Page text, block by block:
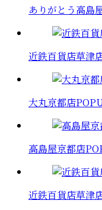
ありがとう高島
近鉄百貨店草津
大丸京都店
高島屋京都店
近鉄百貨店草津